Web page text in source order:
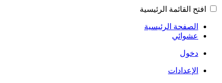
افتح القائمة الرئيسية
الصفحة الرئيسية
عشوائي
دخول
الإعدادات